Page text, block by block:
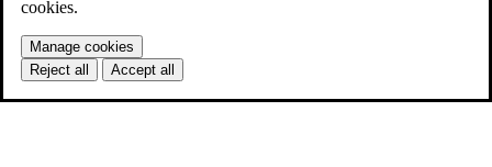
cookies.
Manage cookies
Reject all
Accept all